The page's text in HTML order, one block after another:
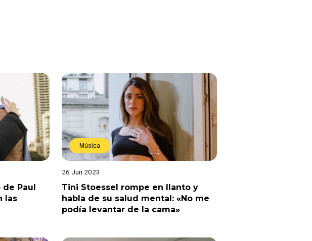
de Paul
las
Música
26 Jun 2023
Tini Stoessel rompe en llanto y
habla de su salud mental: «No me
podía levantar de la cama»